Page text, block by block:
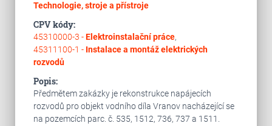
Technologie, stroje a přístroje
CPV kódy:
45310000-3 -Elektroinstalační práce,
45311100-1 - Instalace a montáž elektrických
rozvodů
Popis:
Předmětem zakázky je rekonstrukce napájecích
rozvodů pro objekt vodního díla Vranov nacházející se
na pozemcích parc. č. 535, 1512, 736, 737 a 1511.